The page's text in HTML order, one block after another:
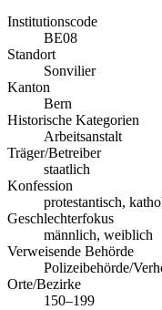
Institutionscode
BE08
Standort
Sonvilier
Kanton
Bern
Historische Kategorien
Arbeitsanstalt
Träger/Betreiber
staatlich
Konfession
protestantisch,
Geschlechterfokus
männlich, weiblich
Verweisende Behörde
Polizeibehörde/
Orte/Bezirke
150–199